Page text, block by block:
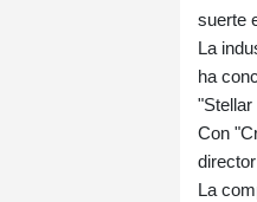
suerte
La
ha
Con
La